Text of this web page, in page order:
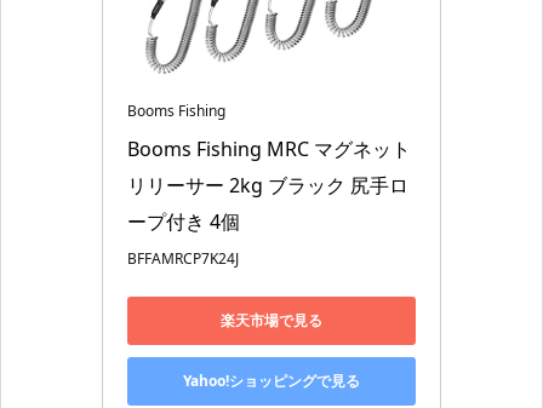
Booms Fishing
Booms Fishing MRC マグネット
リリーサー 2kg ブラック 尻手ロ
ープ付き 4個
BFFAMRCP7K24J
楽天市場で見る
Yahoo!ショッピングで見る